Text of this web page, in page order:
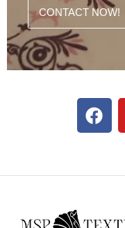
CONTACT NOW!
francophones.